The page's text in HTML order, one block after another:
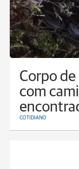
Corpo
com
COTIDIANO